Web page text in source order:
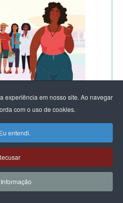
experiência em nosso site. Ao navegar
com o uso de cookies.
entendi.